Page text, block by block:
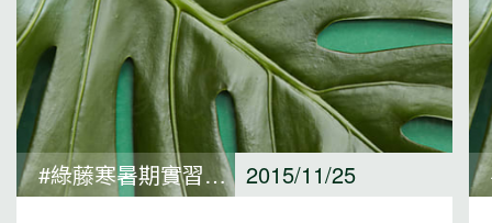
#綠藤寒暑期實習心得 2015/11/25